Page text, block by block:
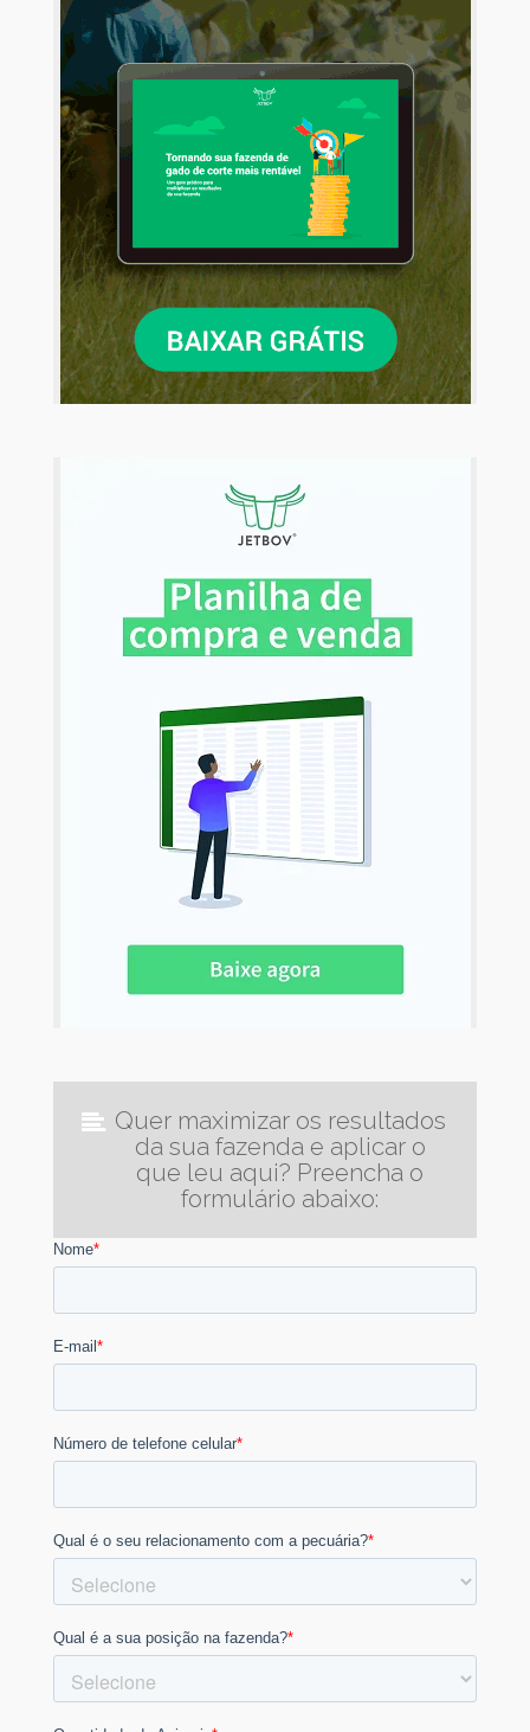
Quer maximizar os resultados
da sua fazenda e aplicar o
que leu aqui? Preencha o
formulário abaixo: